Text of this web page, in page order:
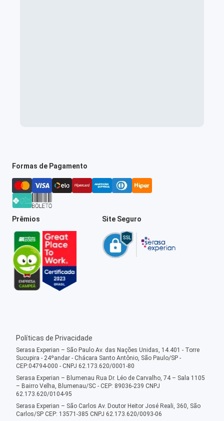
Formas de Pagamento
Prêmios Site Seguro
Políticas de Privacidade
Serasa Experian – São Paulo Av. das Nações Unidas, 14.401 - Torre
Sucupira - 24ºandar - Chácara Santo Antônio, São Paulo/SP -
CEP:04794-000 - CNPJ 62.173.620/0001-80
Serasa Experian – Blumenau Rua Dr. Léo de Carvalho, 74 – Sala 1105
– Bairro Velha, Blumenau/SC - CEP: 89036-239 CNPJ
62.173.620/0104-95
Serasa Experian – São Carlos Av. Doutor Heitor José Reali, 360, São
Carlos/SP CEP: 13571-385 CNPJ 62.173.620/0093-06